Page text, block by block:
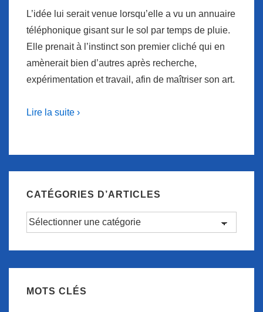
L’idée lui serait venue lorsqu’elle a vu un annuaire
téléphonique gisant sur le sol par temps de pluie.
Elle prenait à l’instinct son premier cliché qui en
amènerait bien d’autres après recherche,
expérimentation et travail, afin de maîtriser son art.
Lire la suite ›
CATÉGORIES D’ARTICLES
Catégories
MOTS CLÉS